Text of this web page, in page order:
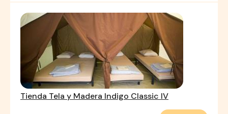
Tienda Tela y Madera Indigo Classic IV